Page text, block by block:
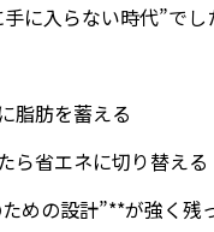
に入らない時代”でし
脂肪を蓄える
ら省エネに切り替える
めの設計”**が強く残